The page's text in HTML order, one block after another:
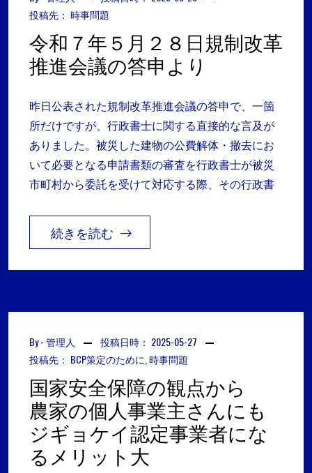
投稿先： 時事問題
令和７年５月２８日規制改革
推進会議の答申より
昨日公表された規制改革推進会議の答申で、一箇
所だけですが、行政書士に関する直接的な言及が
ありました。被災した建物の公費解体・撤去にお
いて必要となる申請書類の審査を行政書士が被災
市町村から委託を受けて対応する際、その行政書
続きを読む
By -管理人 投稿日時： 2025-05-27
投稿先： BCP策定のために 時事問題
国家安全保障の観点から
農家の個人事業主さんにも
ジギョケイ認定事業者にな
るメリット大